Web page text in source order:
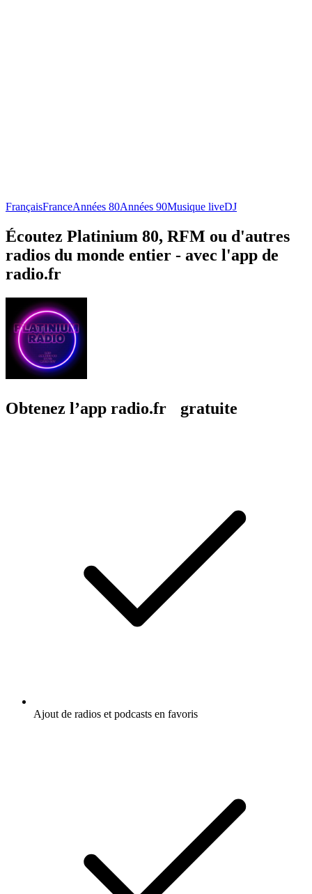
FrançaisFranceAnnées 80Années 90Musique liveDJ
Écoutez Platinium 80, RFM ou d'autres
radios du monde entier - avec l'app de
radio.fr
Obtenez l’app radio.fr gratuite
Ajout de radios et podcasts en favoris